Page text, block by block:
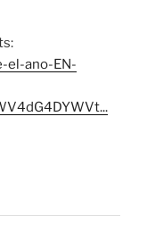
el-ano-EN-